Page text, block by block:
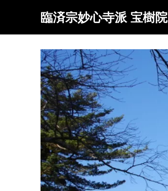
臨済宗妙心寺派 宝樹院